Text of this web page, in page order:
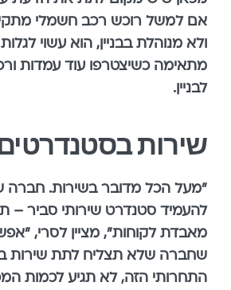
אם למשל רוכש רכב חשמלי
ולא מנוהלת בבניין, הוא עשוי
מתאימה כשיצטרפו עוד עמדות
לבניין.
שירות
"מעל הכל מדובר בשירות. חברה
להעמיד סטנדרט שירותי סביר
מאבדת לקוחות", מציין לסרי,
שחברה שלא תצליח לתת שירות
התחרותי הזה, לא תגיע לכמות